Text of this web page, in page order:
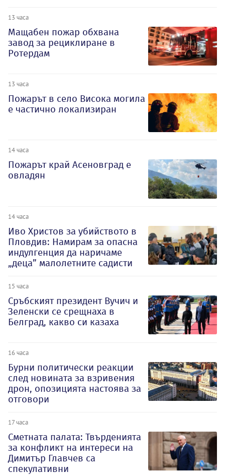
13 часа
Мащабен пожар обхвана
завод за рециклиране в
Ротердам
13 часа
Пожарът в село Висока могила
е частично локализиран
14 часа
Пожарът край Асеновград е
овладян
14 часа
Иво Христов за убийството в
Пловдив: Намирам за опасна
индулгенция да наричаме
„деца” малолетните садисти
15 часа
Сръбският президент Вучич и
Зеленски се срещнаха в
Белград, какво си казаха
16 часа
Бурни политически реакции
след новината за взривения
дрон, опозицията настоява за
отговори
17 часа
Сметната палата: Твърденията
за конфликт на интереси на
Димитър Главчев са
спекулативни